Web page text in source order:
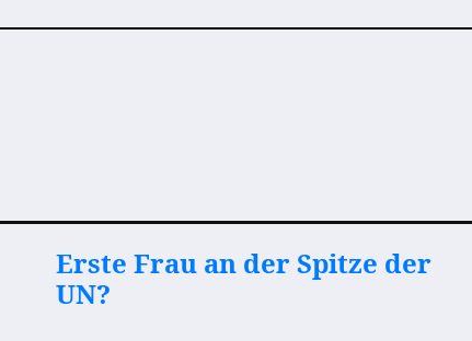
Erste Frau an der Spitze der
UN?